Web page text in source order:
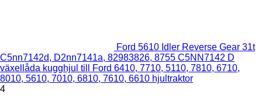
Ford 5610 Idler Reverse Gear 31t
C5nn7142d, D2nn7141a, 82983826, 8755 C5NN7142 D
växellåda kugghjul till Ford 6410, 7710, 5110, 7810, 6710,
8010, 5610, 7010, 6810, 7610, 6610 hjultraktor
4